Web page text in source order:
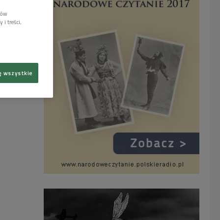
i treści,
wszystkie